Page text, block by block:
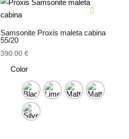
Samsonite Proxis maleta cabina
55/20
390.00 €
Color